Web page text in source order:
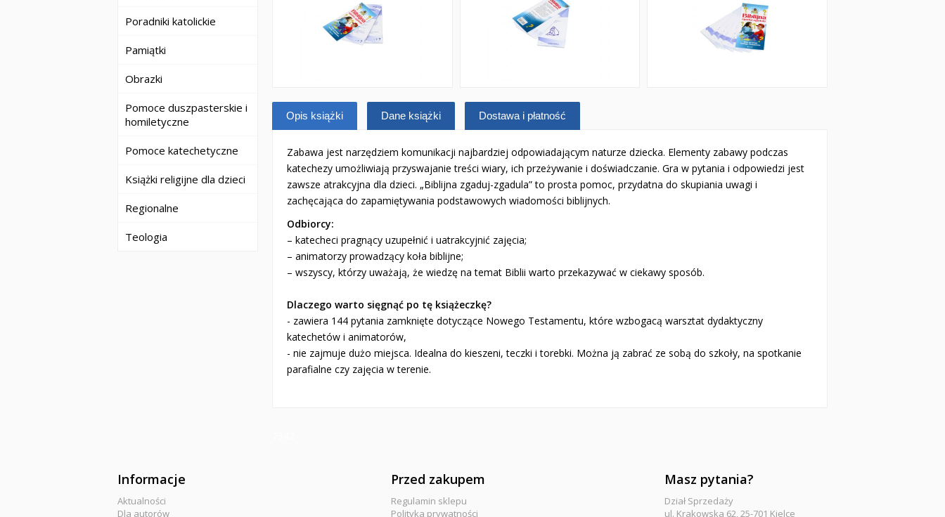
Poradniki katolickie
Pamiątki
Obrazki
Pomoce duszpasterskie i
homiletyczne
Pomoce katechetyczne
Książki religijne dla dzieci
Regionalne
Teologia
Opis książki Dane książki Dostawa i płatność
Zabawa jest narzędziem komunikacji najbardziej odpowiadającym naturze dziecka. Elementy zabawy podczas
katechezy umożliwiają przyswajanie treści wiary, ich przeżywanie i doświadczanie. Gra w pytania i odpowiedzi jest
zawsze atrakcyjna dla dzieci. „Biblijna zgaduj-zgadula” to prosta pomoc, przydatna do skupiania uwagi i
zachęcająca do zapamiętywania podstawowych wiadomości biblijnych.
Odbiorcy:
– katecheci pragnący uzupełnić i uatrakcyjnić zajęcia;
– animatorzy prowadzący koła biblijne;
– wszyscy, którzy uważają, że wiedzę na temat Biblii warto przekazywać w ciekawy sposób.
Dlaczego warto sięgnąć po tę książeczkę?
- zawiera 144 pytania zamknięte dotyczące Nowego Testamentu, które wzbogacą warsztat dydaktyczny
katechetów i animatorów,
- nie zajmuje dużo miejsca. Idealna do kieszeni, teczki i torebki. Można ją zabrać ze sobą do szkoły, na spotkanie
parafialne czy zajęcia w terenie.
Informacje
Aktualności
Dla autorów
Przed zakupem
Regulamin sklepu
Polityka prywatności
Masz pytania?
Dział Sprzedaży
ul. Krakowska 62, 25-701 Kielce